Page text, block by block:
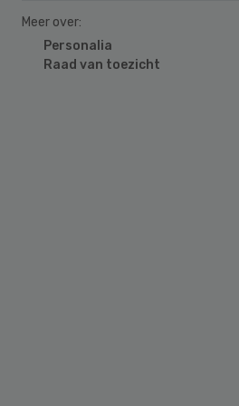
Meer over:
Personalia
Raad van toezicht